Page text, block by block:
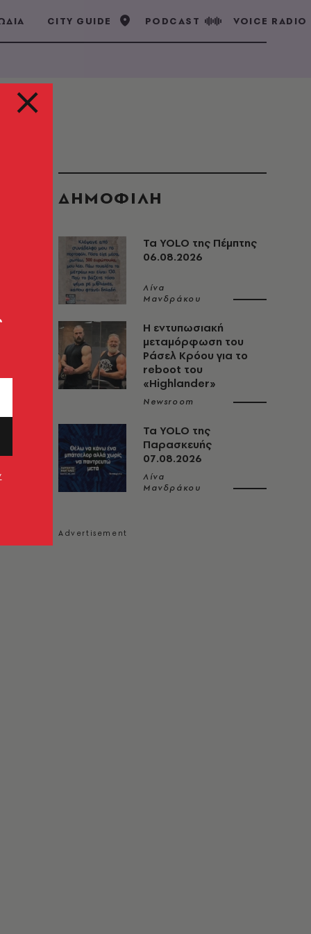
CITY GUIDE PODCAST VOICE RADIO
ΔΗΜΟΦΙΛΗ
Τα YOLO της Πέμπτης
06.08.2026
Λίνα
Μανδράκου
Η εντυπωσιακή
μεταμόρφωση του
Ράσελ Κρόου για το
reboot του
«Highlander»
Newsroom
Τα YOLO της
Παρασκευής
07.08.2026
Λίνα
Μανδράκου